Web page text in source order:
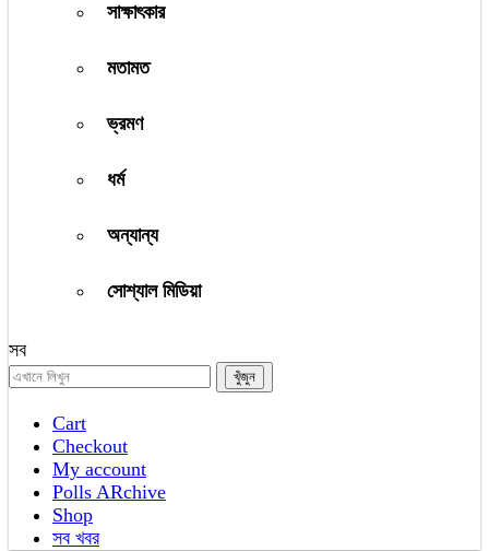
সাক্ষাৎকার
মতামত
ভ্রমণ
ধর্ম
অন্যান্য
সোশ্যাল মিডিয়া
সব
Cart
Checkout
My account
Polls ARchive
Shop
সব খবর